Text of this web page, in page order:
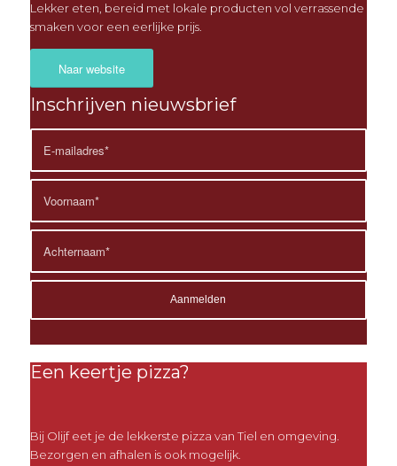
Lekker eten, bereid met lokale producten vol verrassende
smaken voor een eerlijke prijs.
Naar website
Inschrijven nieuwsbrief
Een keertje pizza?
Bij Olijf eet je de lekkerste pizza van Tiel en omgeving.
Bezorgen en afhalen is ook mogelijk.